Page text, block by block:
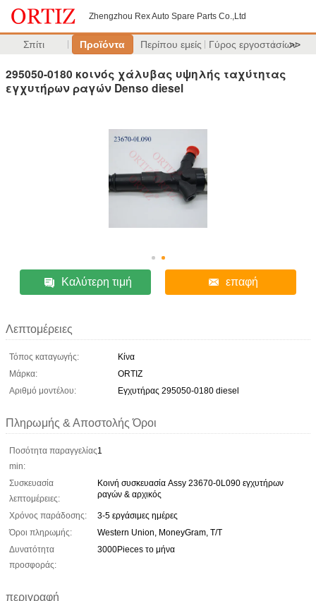
Zhengzhou Rex Auto Spare Parts Co.,Ltd
Σπίτι Προϊόντα Περίπου εμείς Γύρος εργοστασίων
>>
295050-0180 κοινός χάλυβας υψηλής ταχύτητας
εγχυτήρων ραγών Denso diesel
Καλύτερη τιμή επαφή
Λεπτομέρειες
Τόπος καταγωγής:
Κίνα
Μάρκα:
ORTIZ
Αριθμό μοντέλου:
Εγχυτήρας 295050-0180 diesel
Πληρωμής & Αποστολής Όροι
Ποσότητα παραγγελίας
min:
1
Συσκευασία
λεπτομέρειες:
Κοινή συσκευασία Assy 23670-0L090 εγχυτήρων
ραγών & αρχικός
Χρόνος παράδοσης:
3-5 εργάσιμες ημέρες
Όροι πληρωμής:
Western Union, MoneyGram, T/T
Δυνατότητα
προσφοράς:
3000Pieces το μήνα
περιγραφή